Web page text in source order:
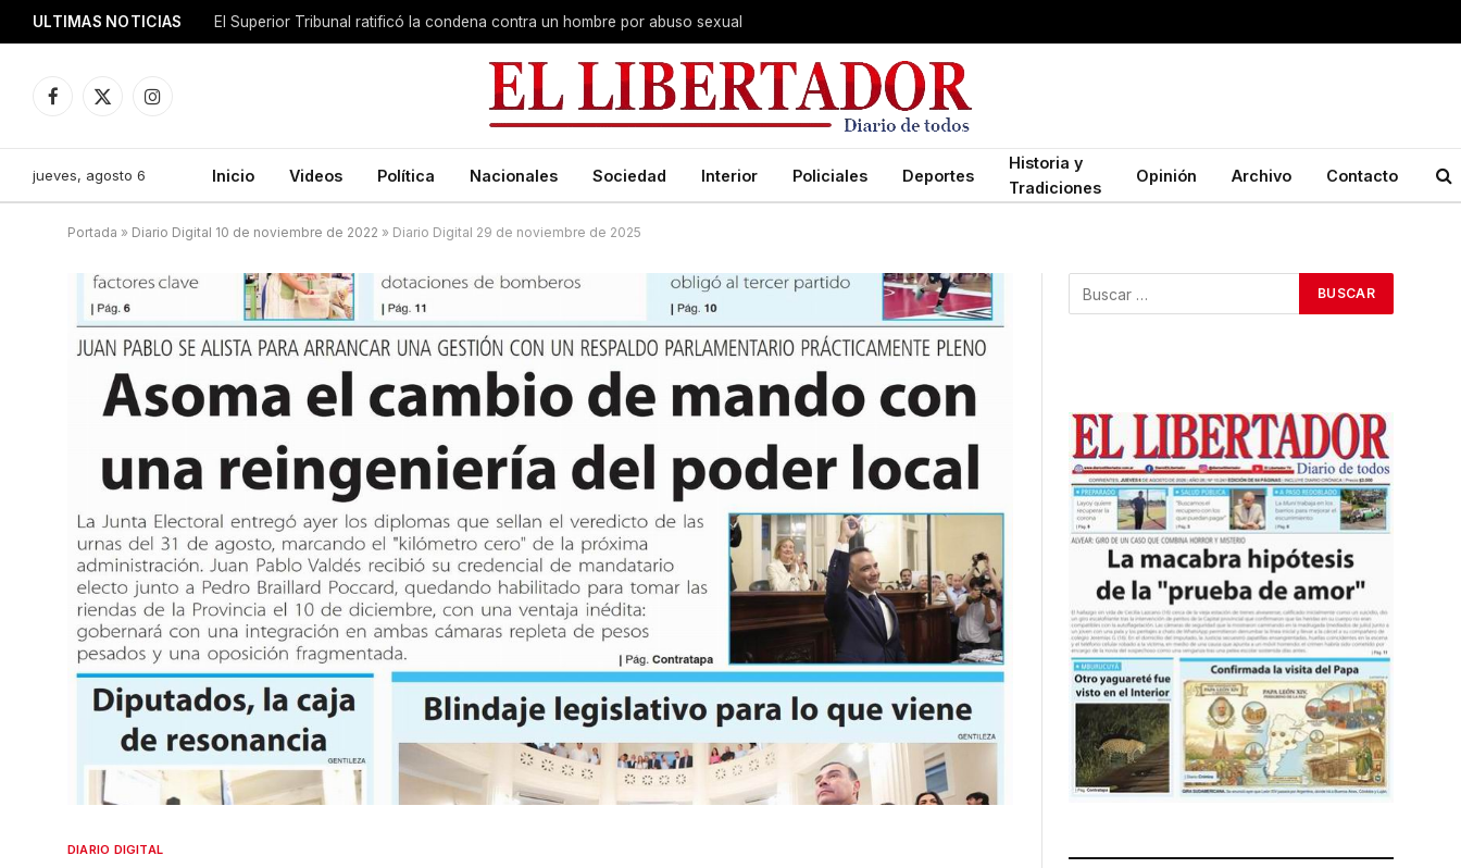
ULTIMAS NOTICIAS El Superior Tribunal ratificó la condena contra un hombre por abuso sexual
Facebook
X
Instagram
jueves, agosto 6 Inicio Videos Política Nacionales Sociedad Interior Policiales Deportes
Historia y
Tradiciones
Opinión Archivo Contacto
Portada » Diario Digital 10 de noviembre de 2022 » Diario Digital 29 de noviembre de 2025
DIARIO DIGITAL